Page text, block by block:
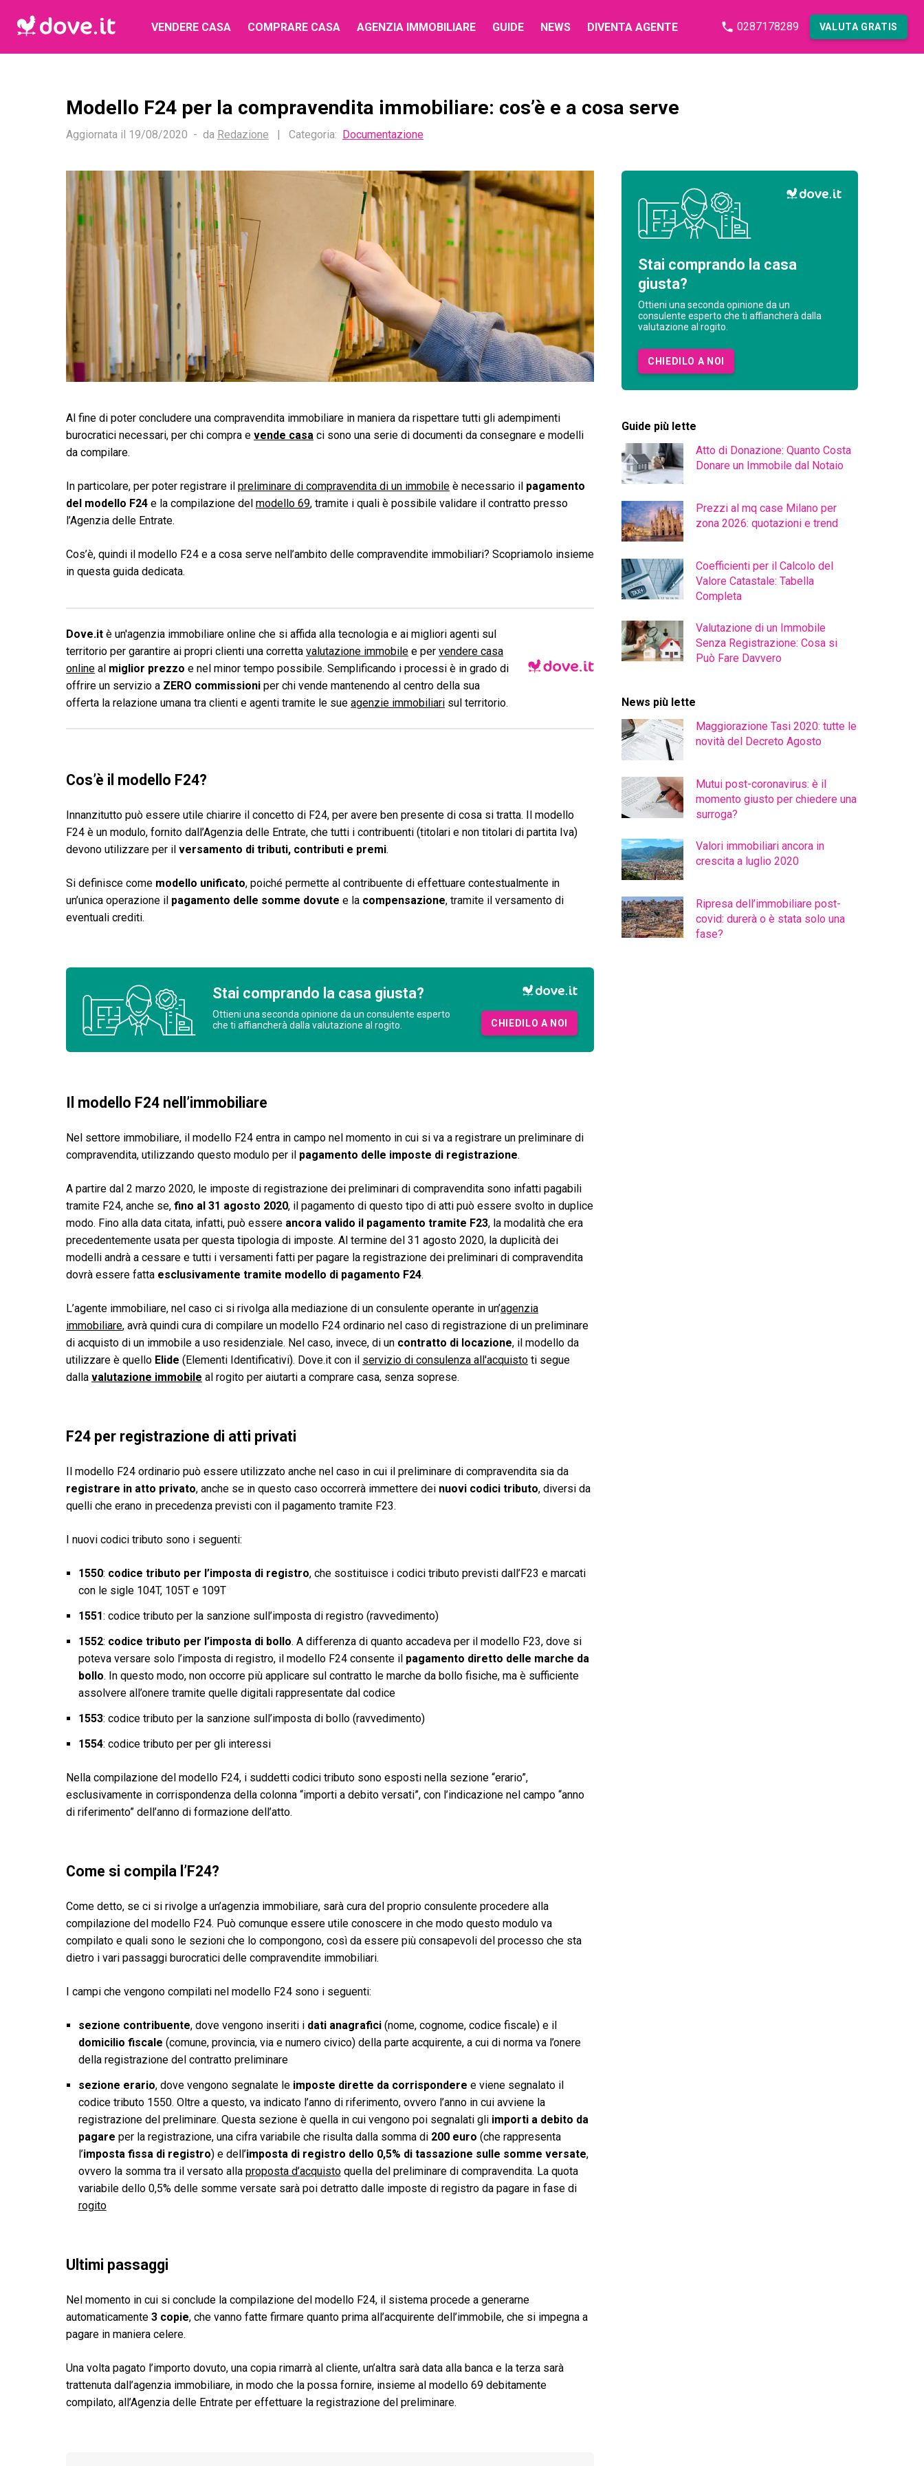
VENDERE CASA COMPRARE CASA AGENZIA IMMOBILIARE GUIDE NEWS DIVENTA AGENTE 0287178289 VALUTA GRATIS
Modello F24 per la compravendita immobiliare: cos’è e a cosa serve
Aggiornata il 19/08/2020 da Redazione | Categoria: Documentazione
Al fine di poter concludere una compravendita immobiliare in maniera da rispettare tutti gli adempimenti
burocratici necessari, per chi compra e vende casa ci sono una serie di documenti da consegnare e modelli
da compilare.
In particolare, per poter registrare il preliminare di compravendita di un immobile è necessario il pagamento
del modello F24 e la compilazione del modello 69, tramite i quali è possibile validare il contratto presso
l’Agenzia delle Entrate.
Cos’è, quindi il modello F24 e a cosa serve nell’ambito delle compravendite immobiliari? Scopriamolo insieme
in questa guida dedicata.
Dove.it è un'agenzia immobiliare online che si affida alla tecnologia e ai migliori agenti sul
territorio per garantire ai propri clienti una corretta valutazione immobile e per vendere casa
online al miglior prezzo e nel minor tempo possibile. Semplificando i processi è in grado di
offrire un servizio a ZERO commissioni per chi vende mantenendo al centro della sua
offerta la relazione umana tra clienti e agenti tramite le sue agenzie immobiliari sul territorio.
Cos’è il modello F24?
Innanzitutto può essere utile chiarire il concetto di F24, per avere ben presente di cosa si tratta. Il modello
F24 è un modulo, fornito dall’Agenzia delle Entrate, che tutti i contribuenti (titolari e non titolari di partita Iva)
devono utilizzare per il versamento di tributi, contributi e premi.
Si definisce come modello unificato, poiché permette al contribuente di effettuare contestualmente in
un’unica operazione il pagamento delle somme dovute e la compensazione, tramite il versamento di
eventuali crediti.
Stai comprando la casa giusta?
Ottieni una seconda opinione da un consulente esperto
che ti affiancherà dalla valutazione al rogito.
CHIEDILO A NOI
Il modello F24 nell’immobiliare
Nel settore immobiliare, il modello F24 entra in campo nel momento in cui si va a registrare un preliminare di
compravendita, utilizzando questo modulo per il pagamento delle imposte di registrazione.
A partire dal 2 marzo 2020, le imposte di registrazione dei preliminari di compravendita sono infatti pagabili
tramite F24, anche se, fino al 31 agosto 2020, il pagamento di questo tipo di atti può essere svolto in duplice
modo. Fino alla data citata, infatti, può essere ancora valido il pagamento tramite F23, la modalità che era
precedentemente usata per questa tipologia di imposte. Al termine del 31 agosto 2020, la duplicità dei
modelli andrà a cessare e tutti i versamenti fatti per pagare la registrazione dei preliminari di compravendita
dovrà essere fatta esclusivamente tramite modello di pagamento F24.
L’agente immobiliare, nel caso ci si rivolga alla mediazione di un consulente operante in un’agenzia
immobiliare, avrà quindi cura di compilare un modello F24 ordinario nel caso di registrazione di un preliminare
di acquisto di un immobile a uso residenziale. Nel caso, invece, di un contratto di locazione, il modello da
utilizzare è quello Elide (Elementi Identificativi). Dove.it con il servizio di consulenza all'acquisto ti segue
dalla valutazione immobile al rogito per aiutarti a comprare casa, senza soprese.
F24 per registrazione di atti privati
Il modello F24 ordinario può essere utilizzato anche nel caso in cui il preliminare di compravendita sia da
registrare in atto privato, anche se in questo caso occorrerà immettere dei nuovi codici tributo, diversi da
quelli che erano in precedenza previsti con il pagamento tramite F23.
I nuovi codici tributo sono i seguenti:
1550: codice tributo per l’imposta di registro, che sostituisce i codici tributo previsti dall’F23 e marcati
con le sigle 104T, 105T e 109T
1551: codice tributo per la sanzione sull’imposta di registro (ravvedimento)
1552: codice tributo per l’imposta di bollo. A differenza di quanto accadeva per il modello F23, dove si
poteva versare solo l’imposta di registro, il modello F24 consente il pagamento diretto delle marche da
bollo. In questo modo, non occorre più applicare sul contratto le marche da bollo fisiche, ma è sufficiente
assolvere all’onere tramite quelle digitali rappresentate dal codice
1553: codice tributo per la sanzione sull’imposta di bollo (ravvedimento)
1554: codice tributo per per gli interessi
Nella compilazione del modello F24, i suddetti codici tributo sono esposti nella sezione “erario”,
esclusivamente in corrispondenza della colonna “importi a debito versati”, con l’indicazione nel campo “anno
di riferimento” dell’anno di formazione dell’atto.
Come si compila l’F24?
Come detto, se ci si rivolge a un’agenzia immobiliare, sarà cura del proprio consulente procedere alla
compilazione del modello F24. Può comunque essere utile conoscere in che modo questo modulo va
compilato e quali sono le sezioni che lo compongono, così da essere più consapevoli del processo che sta
dietro i vari passaggi burocratici delle compravendite immobiliari.
I campi che vengono compilati nel modello F24 sono i seguenti:
sezione contribuente, dove vengono inseriti i dati anagrafici(nome, cognome, codice fiscale) e il
domicilio fiscale (comune, provincia, via e numero civico) della parte acquirente, a cui di norma va l’onere
della registrazione del contratto preliminare
sezione erario, dove vengono segnalate le imposte dirette da corrispondere e viene segnalato il
codice tributo 1550. Oltre a questo, va indicato l’anno di riferimento, ovvero l’anno in cui avviene la
registrazione del preliminare. Questa sezione è quella in cui vengono poi segnalati gli importi a debito da
pagare per la registrazione, una cifra variabile che risulta dalla somma di 200 euro (che rappresenta
l’imposta fissa di registro) e dell’imposta di registro dello 0,5% di tassazione sulle somme versate,
ovvero la somma tra il versato alla proposta d’acquistoquella del preliminare di compravendita. La quota
variabile dello 0,5% delle somme versate sarà poi detratto dalle imposte di registro da pagare in fase di
rogito
Ultimi passaggi
Nel momento in cui si conclude la compilazione del modello F24, il sistema procede a generarne
automaticamente 3 copie, che vanno fatte firmare quanto prima all’acquirente dell’immobile, che si impegna a
pagare in maniera celere.
Una volta pagato l’importo dovuto, una copia rimarrà al cliente, un’altra sarà data alla banca e la terza sarà
trattenuta dall’agenzia immobiliare, in modo che la possa fornire, insieme al modello 69 debitamente
compilato, all’Agenzia delle Entrate per effettuare la registrazione del preliminare.
Stai comprando la casa
giusta?
Ottieni una seconda opinione da un
consulente esperto che ti affiancherà dalla
valutazione al rogito.
CHIEDILO A NOI
Guide più lette
Atto di Donazione: Quanto Costa
Donare un Immobile dal Notaio
Prezzi al mq case Milano per
zona 2026: quotazioni e trend
Coefficienti per il Calcolo del
Valore Catastale: Tabella
Completa
Valutazione di un Immobile
Senza Registrazione: Cosa si
Può Fare Davvero
News più lette
Maggiorazione Tasi 2020: tutte le
novità del Decreto Agosto
Mutui post-coronavirus: è il
momento giusto per chiedere una
surroga?
Valori immobiliari ancora in
crescita a luglio 2020
Ripresa dell’immobiliare post-
covid: durerà o è stata solo una
fase?